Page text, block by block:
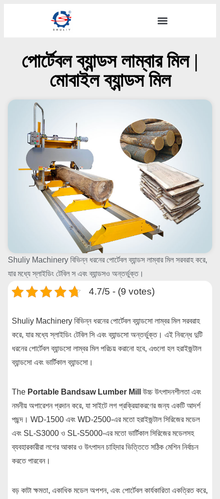
পোর্টেবল ব্যান্ডস লাম্বার মিল |
মোবাইল ব্যান্ডস মিল
Shuliy Machinery বিভিন্ন ধরনের পোর্টেবল ব্যান্ডস লাম্বার মিল সরবরাহ করে,
যার মধ্যে স্লাইডিং টেবিল স এবং ব্যান্ডসও অন্তর্ভুক্ত।
4.7/5 - (9 votes)
Shuliy Machinery বিভিন্ন ধরনের পোর্টেবল ব্যান্ডসো লাম্বর মিল সরবরাহ
করে, যার মধ্যে স্লাইডিং টেবিল সি এবং ব্যান্ডসো অন্তর্ভুক্ত। এই নিবন্ধে দুটি
ধরনের পোর্টেবল ব্যান্ডসো লাম্বর মিল পরিচয় করানো হবে, এগুলো হল হরাইজন্টাল
ব্যান্ডসো এবং ভার্টিকাল ব্যান্ডসো।
The Portable Bandsaw Lumber Mill
উচ্চ উৎপাদনশীলতা এবং
নমনীয় অপারেশন প্রদান করে, যা সাইটে লগ প্রক্রিয়াকরণের জন্য একটি আদর্শ
পছন্দ। WD-1500 এবং WD-2500-এর মতো হরাইজন্টাল সিরিজের মডেল
এবং SL-S3000 ও SL-S5000-এর মতো ভার্টিকাল সিরিজের মডেলসহ
ব্যবহারকারীরা লগের আকার ও উৎপাদন চাহিদার ভিত্তিতে সঠিক মেশিন নির্বাচন
করতে পারবেন।
বড় কাটা ক্ষমতা, একাধিক মডেল অপশন, এবং পোর্টেবল কার্যকারিতা একত্রিত করে,